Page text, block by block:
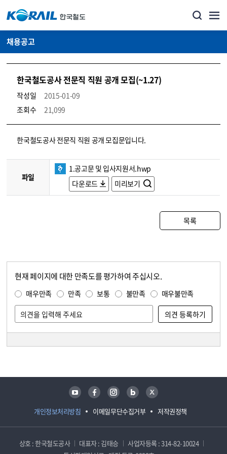
채용공고
한국철도공사 전문직 직원 공개 모집(~1.27)
작성일
2015-01-09
조회수
21,099
코레일소개_경영공시_채용공고 상세보기 – 내용, 파일, 담당자 연락처로 구성
한국철도공사 전문직 직원 공개 모집문입니다.
파일
1.공고문 및 입사지원서.hwp
다운로드
미리보기
목록
현재 페이지에 대한 만족도를 평가하여 주십시오.
매우만족 만족 보통 불만족 매우불만족
개인정보처리방침 이메일무단수집거부 저작권정책
유튜브 페이스북 인스타그램 블로그 트위터
상호 : 한국철도공사 대표자 : 김태승
사업자등록 : 314-82-10024